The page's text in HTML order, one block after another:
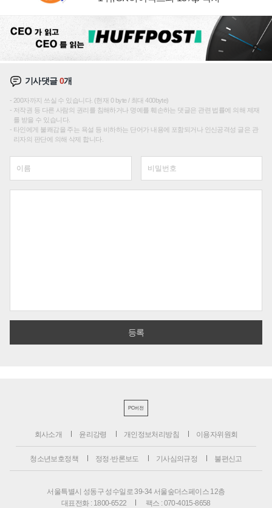
기사댓글0개
200자까지 쓰실 수 있습니다. (현재 0 byte / 최대 400byte)
저작권 등 다른 사람의 권리를 침해하거나 명예를 훼손하는 댓글은 관련 법률에 의해 제재
를 받을 수 있습니다.
타인에게 불쾌감을 주는 욕설 등 비하하는 단어가 내용에 포함되거나 인신공격성 글은 관
리자의 판단에 의해 삭제 합니다.
PC버전
회사소개 윤리강령 개인정보처리방침 이용자위원회
청소년보호정책 정정·반론보도 기사심의규정 불편신고
서울특별시 성동구 성수일로 39-34 서울숲더스페이스 12층
대표전화 : 1800-6522
팩스 : 070-4015-8658